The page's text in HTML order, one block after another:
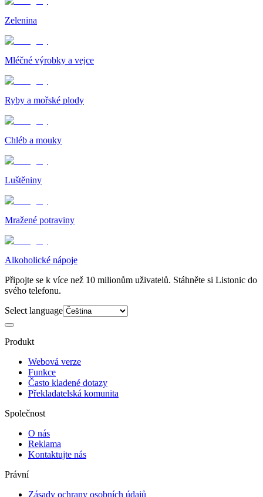
Zelenina
Mléčné výrobky a vejce
Ryby a mořské plody
Chléb a mouky
Luštěniny
Mražené potraviny
Alkoholické nápoje
Připojte se k více než 10 milionům uživatelů. Stáhněte si Listonic do
svého telefonu.
Select language
Produkt
Webová verze
Funkce
Často kladené dotazy
Překladatelská komunita
Společnost
O nás
Reklama
Kontaktujte nás
Právní
Zásady ochrany osobních údajů